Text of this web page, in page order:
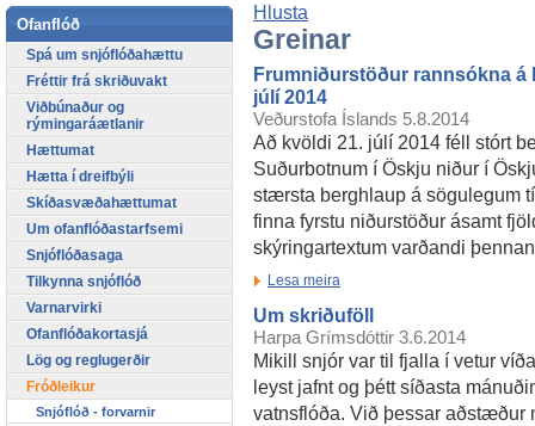
Hlusta
Greinar
Frumniðurstöður rannsókna á
júlí 2014
Veðurstofa Íslands 5.8.2014
Að kvöldi 21. júlí 2014 féll stórt
Suðurbotnum í Öskju niður í
stærsta berghlaup á sögulegum
finna fyrstu niðurstöður ásamt
skýringartextum varðandi
Lesa meira
Um skriðuföll
Harpa Grímsdóttir 3.6.2014
Mikill snjór var til fjalla í vetur
leyst jafnt og þétt síðasta
vatnsflóða. Við þessar aðstæður
Ofanflóð
Spá um snjóflóðahættu
Fréttir frá skriðuvakt
Viðbúnaður og
rýmingaráætlanir
Hættumat
Hætta í dreifbýli
Skíðasvæðahættumat
Um ofanflóðastarfsemi
Snjóflóðasaga
Tilkynna snjóflóð
Varnarvirki
Ofanflóðakortasjá
Lög og reglugerðir
Fróðleikur
Snjóflóð - forvarnir